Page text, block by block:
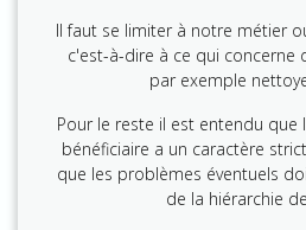
Il faut se limiter à notre métier
c'est-à-dire à ce qui concerne
par exemple
Pour le reste il est entendu
bénéficiaire a un caractère
que les problèmes éventuels
de la hiérarchie